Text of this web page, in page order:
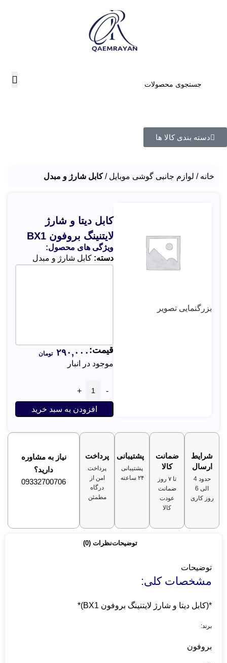
دسته بندی کالا ها
خانه لوازم جانبی گوشی موبایل کابل شارژ و مبدل
بزرگنمایی تصویر
کابل دیتا و شارژ
لایتنینگ بروفون BX1
ویژگی های محصول:
دسته: کابل شارژ و مبدل
موجود در انبار
افزودن به سبد خرید
قیمت: ۲۹۰,۰۰۰ تومان
شرایط
ارسال
حدود 4
الی 6
روز کاری
ضمانت
کالا
تا ۷ روز
ضمانت
عودت
کالا
پشتیبانی
پشتیبانی
۲۴ ساعته
پرداخت
پرداخت
امن از
درگاه
مطمئن
نیاز به مشاوره
دارید؟
09332700706
توضیحاتنظرات (0)
توضیحات
مشخصات کلی:
*(کابل دیتا و شارژ لایتنینگ بروفون BX1)*
برند:
بروفون